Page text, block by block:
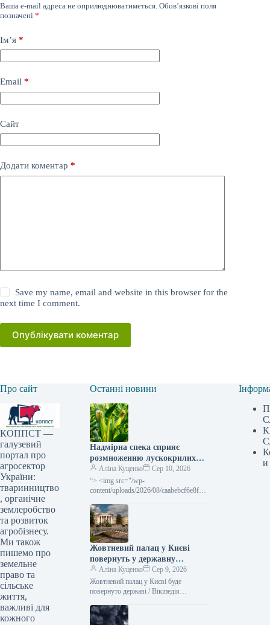
Ваша e-mail адреса не оприлюднюватиметься. Обов’язкові поля
позначені *
Ім’я *
Email *
Сайт
Додати коментар *
Save my name, email and website in this browser for the
next time I comment.
Опублікувати коментар
Про сайт
КОППСТ —
галузевий
портал про
агросектор
України:
тваринництво
, органічне
землеробство
та розвиток
агробізнесу.
Ми також
пишемо про
земельне
право та
сільське
життя,
важливі для
кожного
Останні новини
Надмірна спека сприяє
розмноженню лускокрилих
шкідників, ставлячи під
загрозу врожай кукурудзи та
соняшнику —
Аліна Куценко
Сер 10, 2026
“> <img src="/wp-
content/uploads/2026/08/caabebcf6e8f55
encourages the spread of lepidopteran
pests in corn and sunflower"
Жовтневий палац у Києві
повернуть у державну
власність – рішення суду –
Delo.ua
Аліна Куценко
Сер 9, 2026
Жовтневий палац у Києві буде
повернуто державі / Вікіпедія
задовольнив запит прокуратури та
виніс рішення про передачу…
и